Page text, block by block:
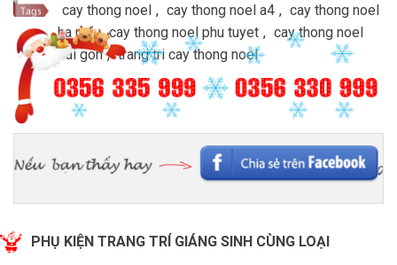
cay thong noel , cay thong noel a4 , cay thong noel
ha noi , cay thong noel phu tuyet , cay thong noel
sai gon , trang tri cay thong noel
PHỤ KIỆN TRANG TRÍ GIÁNG SINH CÙNG LOẠI